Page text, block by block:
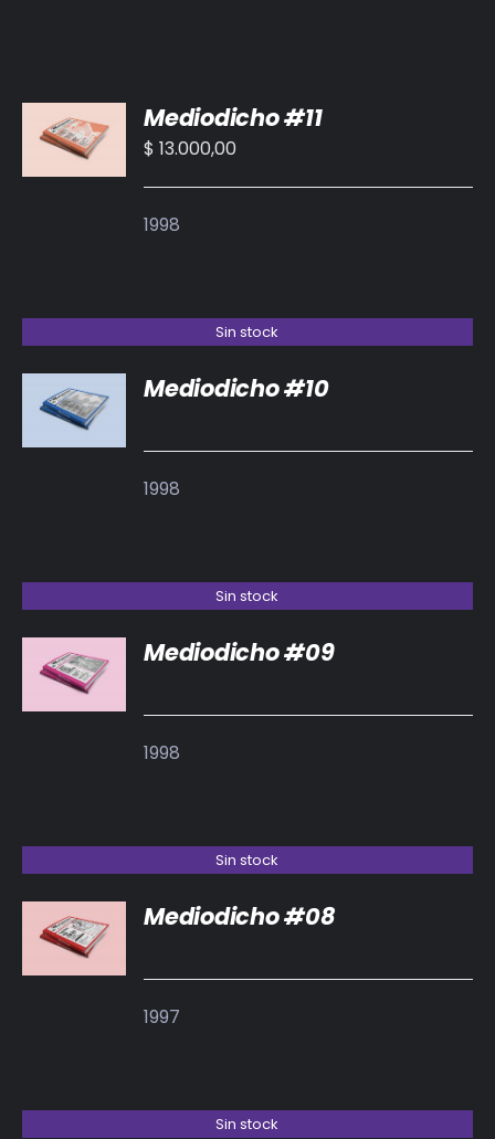
AL
CARRITO
/
Mediodicho #11
$ 13.000,00
1998
Sin stock
DETALLES
Mediodicho #10
1998
Sin stock
DETALLES
Mediodicho #09
1998
Sin stock
DETALLES
Mediodicho #08
1997
Sin stock